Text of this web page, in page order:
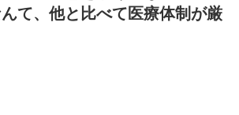
て、他と比べて医療体制が厳